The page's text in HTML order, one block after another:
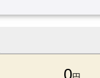
0